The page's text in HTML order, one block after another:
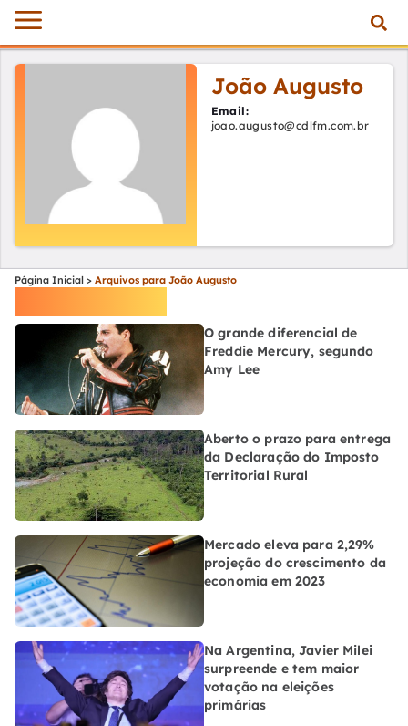
João Augusto
Email:
joao.augusto@cdlfm.com.br
Página Inicial > Arquivos para João Augusto
O grande diferencial de
Freddie Mercury, segundo
Amy Lee
Aberto o prazo para entrega
da Declaração do Imposto
Territorial Rural
Mercado eleva para 2,29%
projeção do crescimento da
economia em 2023
Na Argentina, Javier Milei
surpreende e tem maior
votação na eleições
primárias